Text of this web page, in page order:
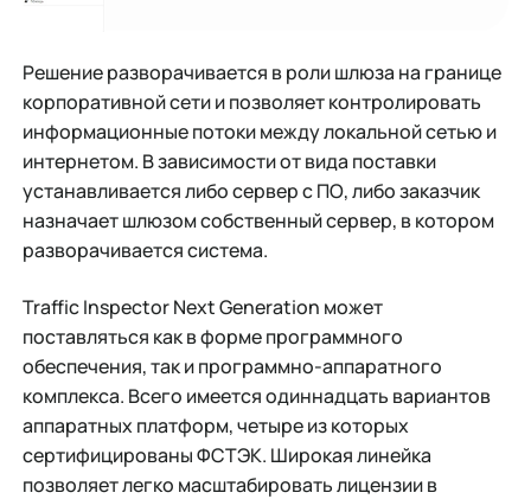
Решение разворачивается в роли шлюза на границе
корпоративной сети и позволяет контролировать
информационные потоки между локальной сетью и
интернетом. В зависимости от вида поставки
устанавливается либо сервер с ПО, либо заказчик
назначает шлюзом собственный сервер, в котором
разворачивается система.
Traffic Inspector Next Generation может
поставляться как в форме программного
обеспечения, так и программно-аппаратного
комплекса. Всего имеется одиннадцать вариантов
аппаратных платформ, четыре из которых
сертифицированы ФСТЭК. Широкая линейка
позволяет легко масштабировать лицензии в